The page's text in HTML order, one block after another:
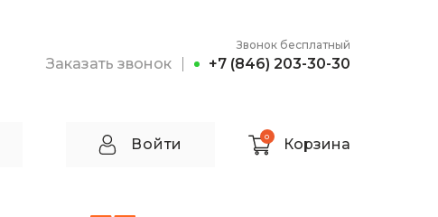
Заказать звонок
Звонок бесплатный
+7 (846) 203-30-30
Войти 0 Корзина